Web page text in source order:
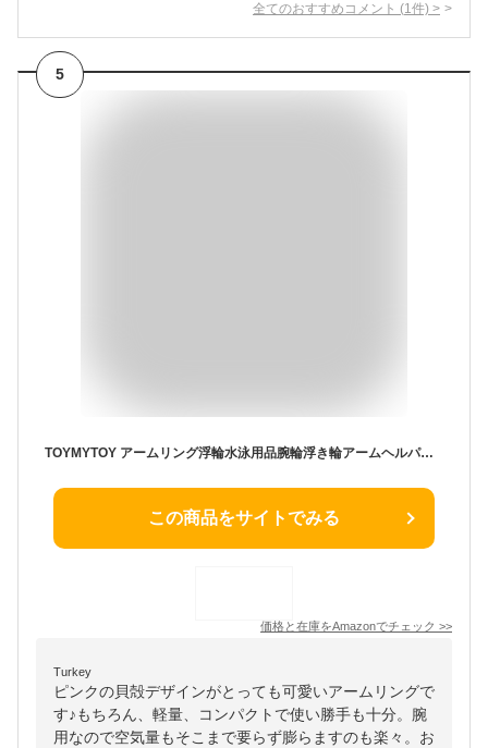
全てのおすすめコメント (1 件) >
5
TOYMYTOY アームリング浮輪水泳用品腕輪浮き輪アームヘルパー水泳補助プール浮力サポート ピンク
この商品をサイトでみる
価格と在庫をAmazonでチェック >>
Turkey
ピンクの貝殻デザインがとっても可愛いアームリングで
す♪もちろん、軽量、コンパクトで使い勝手も十分。腕
用なので空気量もそこまで要らず膨らますのも楽々。お